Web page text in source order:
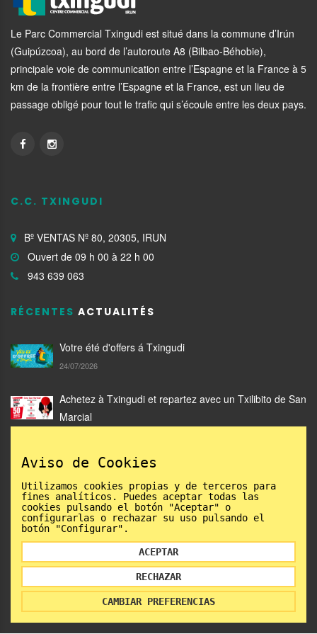
Le Parc Commercial Txingudi est situé dans la commune d’Irún
(Guipúzcoa), au bord de l’autoroute A8 (Bilbao-Béhobie),
principale voie de communication entre l’Espagne et la France à 5
km de la frontière entre l’Espagne et la France, est un lieu de
passage obligé pour tout le trafic qui s’écoule entre les deux pays.
C.C. TXINGUDI
Bº VENTAS Nº 80, 20305, IRUN
Ouvert de 09 h 00 à 22 h 00
943 639 063
RÉCENTES ACTUALITÉS
Votre été d'offers á Txingudi
24/07/2026
Achetez à Txingudi et repartez avec un Txilibito de San
Marcial
Catalogue Txingudi Mode 2026: gagnants
02/06/2026
AVIS LÉGAL UTILISATION DE COOKIES
INFORMATION SUR LA PROTECTION DES DONNEES
© 2022 PARQUE COMERCIAL TXINGUDI | POWERED BYMYFOCUS
Aviso de Cookies
Utilizamos cookies propias y de terceros para
fines analíticos. Puedes aceptar todas las
cookies pulsando el botón "Aceptar" o
configurarlas o rechazar su uso pulsando el
botón "Configurar".
ACEPTAR
RECHAZAR
CAMBIAR PREFERENCIAS